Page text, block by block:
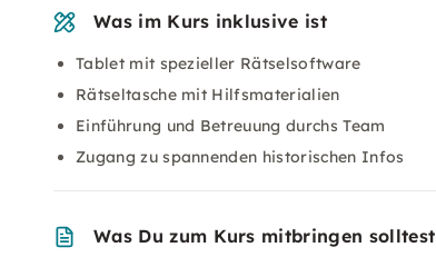
Was im Kurs inklusive ist
Tablet mit spezieller Rätselsoftware
Rätseltasche mit Hilfsmaterialien
Einführung und Betreuung durchs Team
Zugang zu spannenden historischen Infos
Was Du zum Kurs mitbringen solltest